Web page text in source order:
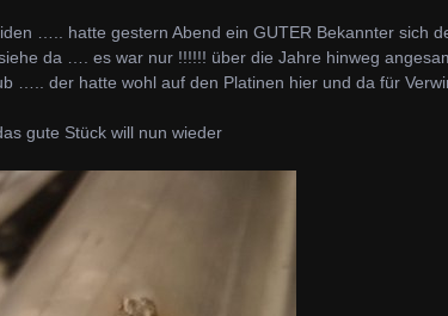
….. hatte gestern Abend ein GUTER Bekannter sich
da …. es war nur !!!!!! über die Jahre hinweg
….. der hatte wohl auf den Platinen hier und da für
gute Stück will nun wieder